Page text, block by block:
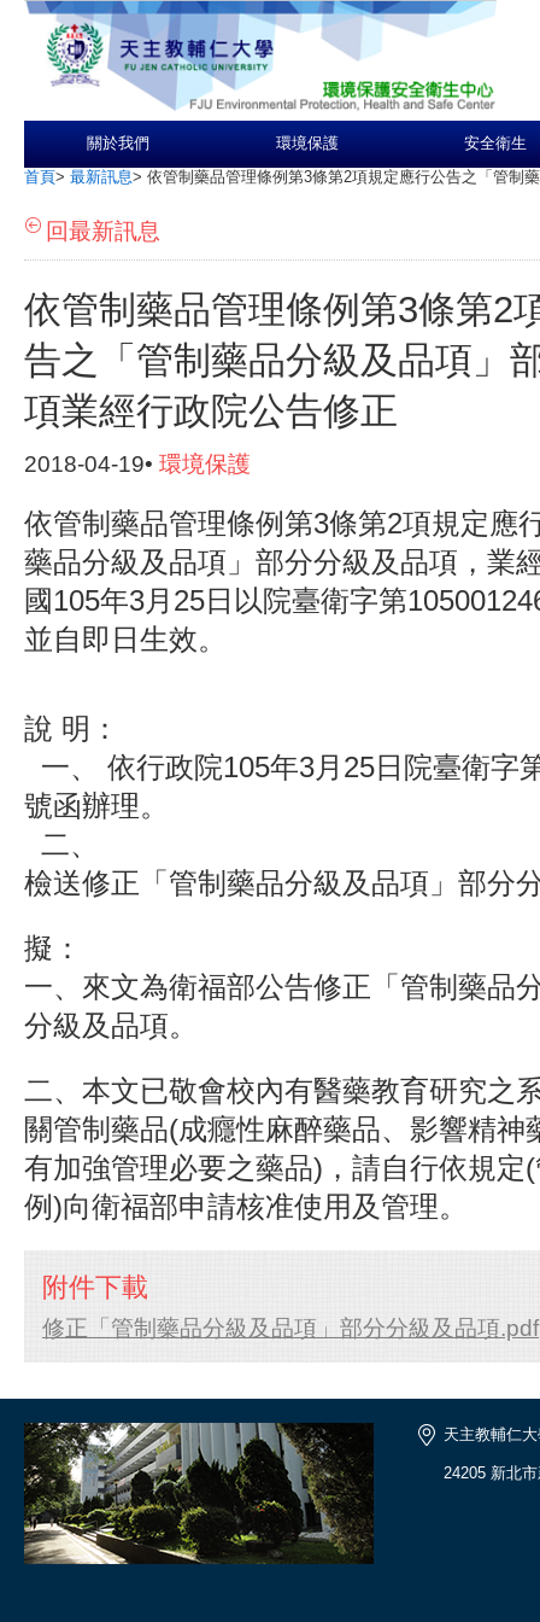
關於我們 環境保護 安全衛生
首頁> 最新訊息> 依管制藥品管理條例第3條第2項規定應行公告之「管制
回最新訊息
依管制藥品管理條例第3條第2
告之「管制藥品分級及品項」
項業經行政院公告修正
2018-04-19• 環境保護
依管制藥品管理條例第3條第2項規定應
藥品分級及品項」部分分級及品項，業
國105年3月25日以院臺衛字第
並自即日生效。
說 明：
一、
依行政院105年3月25日院臺衛字
號函辦理。
二、
檢送修正「管制藥品分級及品項」部分
擬：
一、來文為衛福部公告修正「管制藥品
分級及品項。
二、本文已敬會校內有醫藥教育研究之
關管制藥品(成癮性麻醉藥品、影響精神
有加強管理必要之藥品)，請自行依規定
例)向衛福部申請核准使用及管理。
附件下載
修正「管制藥品分級及品項」部分分級及品項.pdf
天主教輔仁
24205 新北